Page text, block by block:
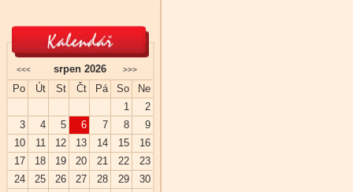
<<< >>>
srpen 2026
Po
Út St Čt Pá So
Ne
1
2
3
4 5 6 7 8
9
10
11 12 13 14 15
16
17
18 19 20 21 22
23
24
25 26 27 28 29
30